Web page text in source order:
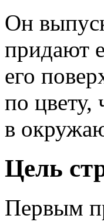
Он
придают
его
по цвету,
в
Цель
Первым